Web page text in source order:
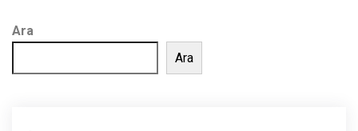
Ara
Ara